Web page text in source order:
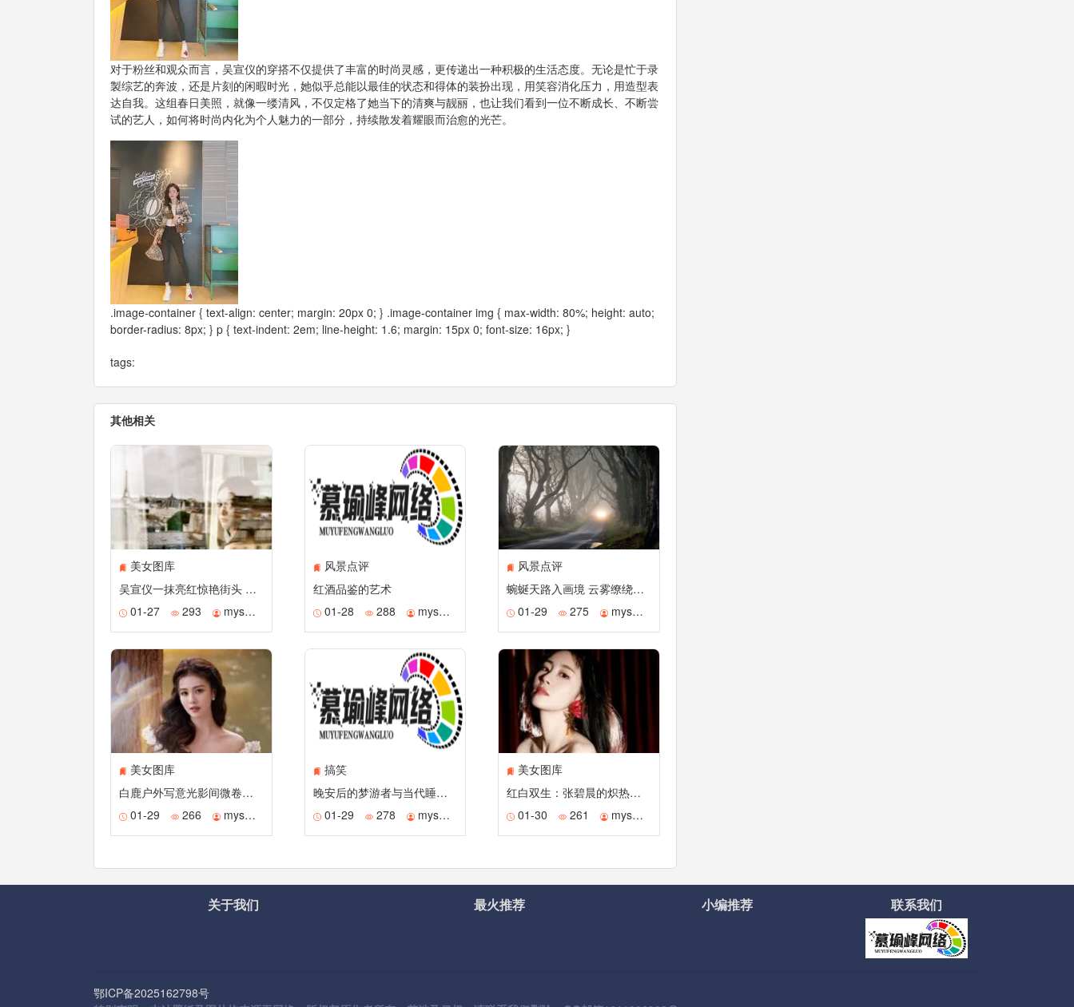
对于粉丝和观众而言，吴宣仪的穿搭不仅提供了丰富的时尚灵感，更传递出一种积极的生活态度。无论是忙于录
製综艺的奔波，还是片刻的闲暇时光，她似乎总能以最佳的状态和得体的装扮出现，用笑容消化压力，用造型表
达自我。这组春日美照，就像一缕清风，不仅定格了她当下的清爽与靓丽，也让我们看到一位不断成长、不断尝
试的艺人，如何将时尚内化为个人魅力的一部分，持续散发着耀眼而治愈的光芒。
.image-container { text-align: center; margin: 20px 0; } .image-container img { max-width: 80%; height: auto;
border-radius: 8px; } p { text-indent: 2em; line-height: 1.6; margin: 15px 0; font-size: 16px; }
tags:
其他相关
美女图库
吴宣仪一抹亮红惊艳街头 抹胸长裙映衬修长美腿动静皆成画
01-27
293 mysmile
风景点评
红酒品鉴的艺术
01-28
288 mysmile
风景点评
蜿蜒天路入画境 云雾缭绕仙境途
01-29
275 mysmile
美女图库
白鹿户外写意光影间微卷长髮拂动纯白谧境
01-29
266 mysmile
搞笑
晚安后的梦游者与当代睡眠社交礼仪
01-29
278 mysmile
美女图库
红白双生：张碧晨的炽热与静谧美学
01-30
261 mysmile
关于我们 最火推荐 小编推荐 联系我们
鄂ICP备2025162798号